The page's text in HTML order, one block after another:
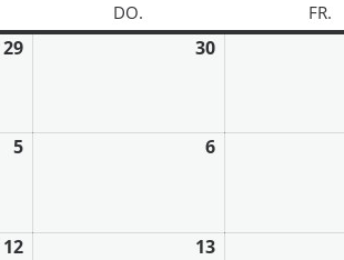
DO. FR.
29 30
5 6
12 13